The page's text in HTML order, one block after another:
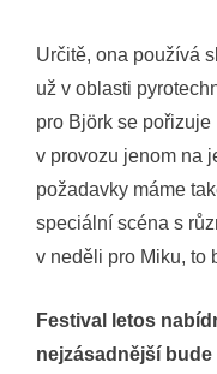
Určitě, ona používá
už v oblasti
pro Björk se
v provozu jenom na
požadavky máme
speciální scéna s
v neděli pro Miku, to
Festival letos
nejzásadnější